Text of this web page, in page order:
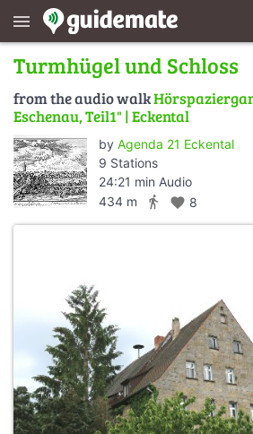
menu
Turmhügel und Schloss
from the audio walk
Eschenau, Teil1" | Eckental
by Agenda 21 Eckental
9 Stations
24:21 min Audio
434 m
directions_walk favorite 8